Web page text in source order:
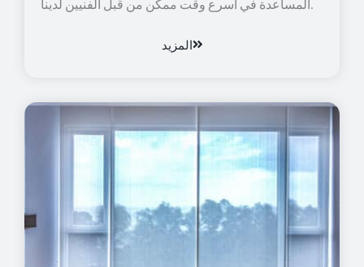
المساعدة في أسرع وقت ممكن من قبل الفنيين لدينا.
المزيد